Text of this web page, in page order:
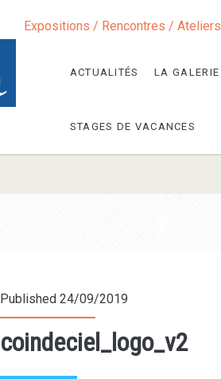
Expositions / Rencontres / Ateliers
ACTUALITÉS LA GALERIE
STAGES DE VACANCES
Published 24/09/2019
coindeciel_logo_v2